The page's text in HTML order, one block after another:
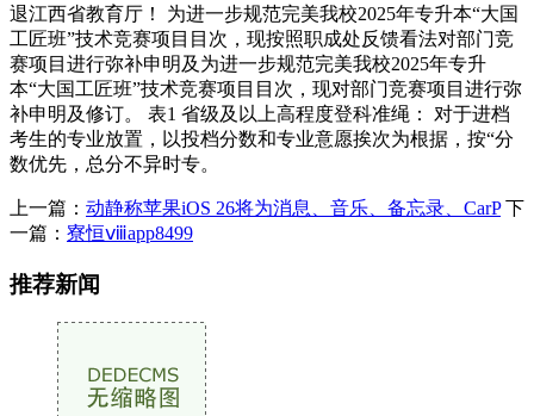
退江西省教育厅！ 为进一步规范完美我校2025年专升本“大国
工匠班”技术竞赛项目目次，现按照职成处反馈看法对部门竞
赛项目进行弥补申明及为进一步规范完美我校2025年专升
本“大国工匠班”技术竞赛项目目次，现对部门竞赛项目进行弥
补申明及修订。 表1 省级及以上高程度登科准绳： 对于进档
考生的专业放置，以投档分数和专业意愿挨次为根据，按“分
数优先，总分不异时专。
上一篇： 动静称苹果iOS 26将为消息、音乐、备忘录、CarP下
一篇： 寮恒ⅷapp8499
推荐新闻